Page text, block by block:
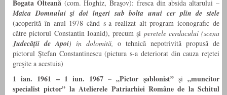
Bogata Olteană(com. Hoghiz, Braşov): fresca din absida altarului –
Maica Domnului şi doi îngeri sub bolta unui cer plin de stele
(acoperită în anul 1978 când s-a realizat alt program iconografic de
către pictorul Constantin Ioanid), precum şi peretele cerdacului (scena
Judecăţii de Apoi) în dolomită,o tehnică nepotrivită propusă de
pictorul Ştefan Constantinescu (pictura s-a deteriorat din cauza reţetei
greşite a acestuia)
1 ian. 1961 – 1 iun. 1967 –„Pictor şablonist” şi „muncitor
specialist pictor” la Atelierele Patriarhiei Române de la Schitul